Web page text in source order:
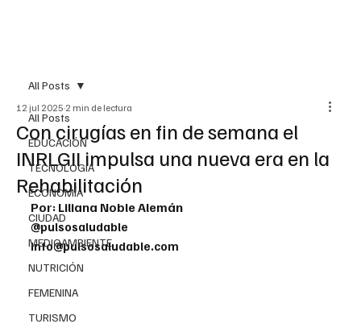
All Posts
EDUCACIÓN
TECNOLOGÍA
ECONOMÍA
CIUDAD
MEDIOAMBIENTE
NUTRICIÓN
FEMENINA
TURISMO
All Posts
Con cirugías en fin de semana el
INRLGII impulsa una nueva era en la
Rehabilitación
12 jul 2025 2 min de lectura
Por: Liliana Noble Alemán
@pulsosaludable
info@pulsosaludable.com